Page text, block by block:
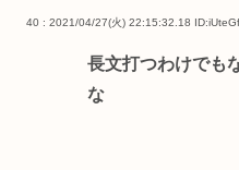
40 : 2021/04/27(火) 22:15:32.18
長文打つわけでも
な